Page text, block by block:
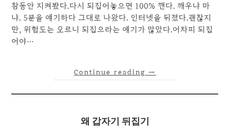
참동안 지켜봤다.다시 되집어놓으면 100% 깬다. 깨우냐 마
냐. 5분을 얘기하다 그대로 나왔다. 인터넷을 뒤졌다.괜찮지
만, 위험도는 오르니 되집으라는 얘기가 많았다.어차피 되집
어야…
Continue reading →
왜 갑자기 뒤집기